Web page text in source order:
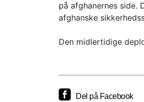
på afghanernes side.
afghanske
Den midlertidige
Del på Facebook